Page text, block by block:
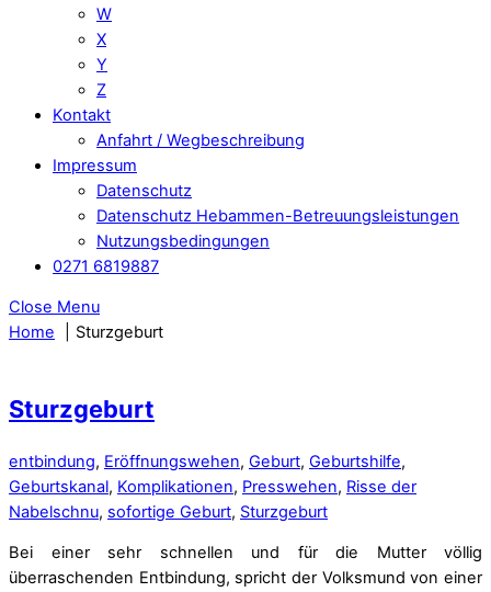
W
X
Y
Z
Kontakt
Anfahrt / Wegbeschreibung
Impressum
Datenschutz
Datenschutz Hebammen-Betreuungsleistungen
Nutzungsbedingungen
0271 6819887
Close Menu
Home
Sturzgeburt
Sturzgeburt
entbindung, Eröffnungswehen, Geburt, Geburtshilfe,
Geburtskanal, Komplikationen, Presswehen, Risse der
Nabelschnu, sofortige Geburt, Sturzgeburt
Bei einer sehr schnellen und für die Mutter völlig
überraschenden Entbindung, spricht der Volksmund von einer